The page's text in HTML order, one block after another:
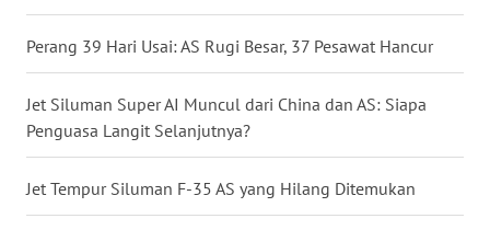
Perang 39 Hari Usai: AS Rugi Besar, 37 Pesawat Hancur
Jet Siluman Super AI Muncul dari China dan AS: Siapa
Penguasa Langit Selanjutnya?
Jet Tempur Siluman F-35 AS yang Hilang Ditemukan
WN
NUSANTARA